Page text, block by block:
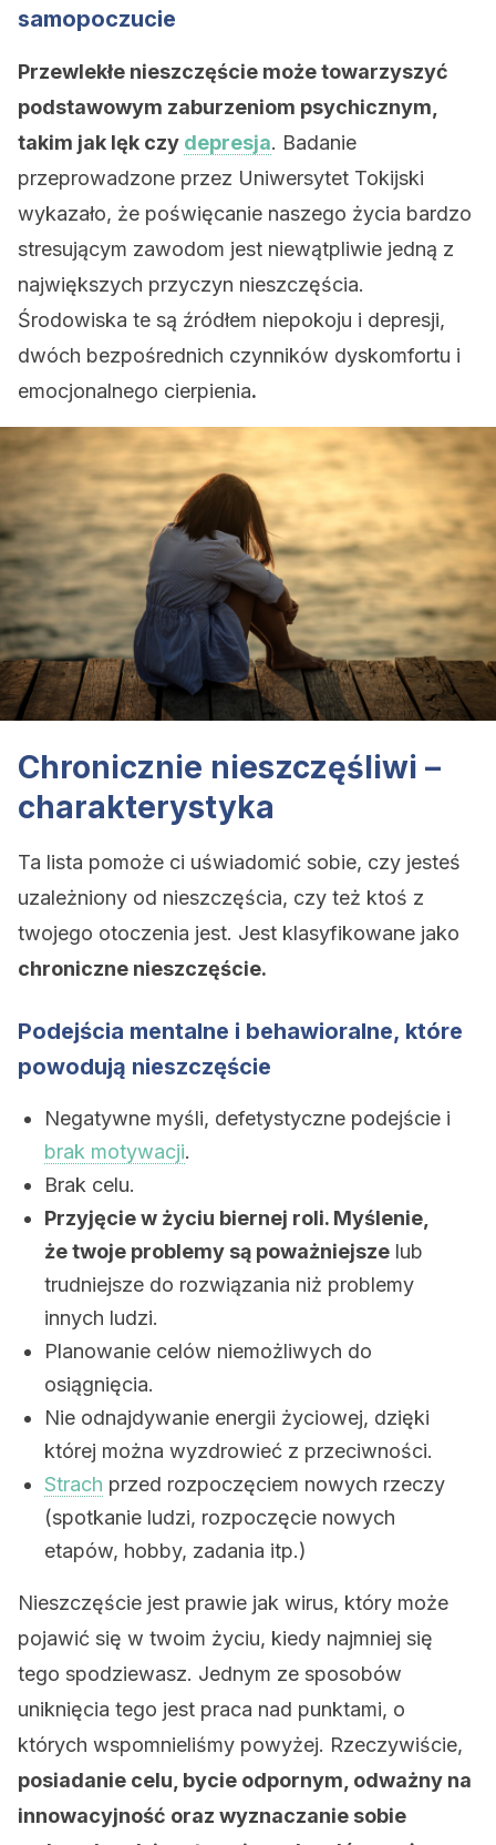
samopoczucie
Przewlekłe nieszczęście może towarzyszyć
podstawowym zaburzeniom psychicznym,
takim jak lęk czy depresja. Badanie
przeprowadzone przez Uniwersytet Tokijski
wykazało, że poświęcanie naszego życia bardzo
stresującym zawodom jest niewątpliwie jedną z
największych przyczyn nieszczęścia.
Środowiska te są źródłem niepokoju i depresji,
dwóch bezpośrednich czynników dyskomfortu i
emocjonalnego cierpienia.
Chronicznie nieszczęśliwi –
charakterystyka
Ta lista pomoże ci uświadomić sobie, czy jesteś
uzależniony od nieszczęścia, czy też ktoś z
twojego otoczenia jest. Jest klasyfikowane jako
chroniczne nieszczęście.
Podejścia mentalne i behawioralne, które
powodują nieszczęście
Negatywne myśli, defetystyczne podejście i
brak motywacji.
Brak celu.
Przyjęcie w życiu biernej roli. Myślenie,
że twoje problemy są poważniejsze lub
trudniejsze do rozwiązania niż problemy
innych ludzi.
Planowanie celów niemożliwych do
osiągnięcia.
Nie odnajdywanie energii życiowej, dzięki
której można wyzdrowieć z przeciwności.
Strach przed rozpoczęciem nowych rzeczy
(spotkanie ludzi, rozpoczęcie nowych
etapów, hobby, zadania itp.)
Nieszczęście jest prawie jak wirus, który może
pojawić się w twoim życiu, kiedy najmniej się
tego spodziewasz. Jednym ze sposobów
uniknięcia tego jest praca nad punktami, o
których wspomnieliśmy powyżej. Rzeczywiście,
posiadanie celu, bycie odpornym, odważny na
innowacyjność oraz wyznaczanie sobie